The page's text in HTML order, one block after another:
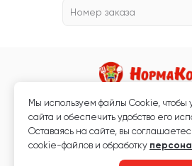
Номер заказа
Магазин кормов для
Любая информация, размещённая на
офертой.
Мы используем файлы Сookie, чтобы
сайта и обеспечить удобство его
Оставаясь на сайте, вы
cookie-файлов и обработку